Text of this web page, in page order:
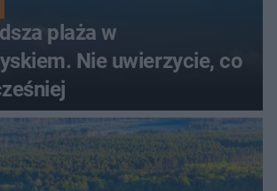
plaża w
Nie uwierzycie, co